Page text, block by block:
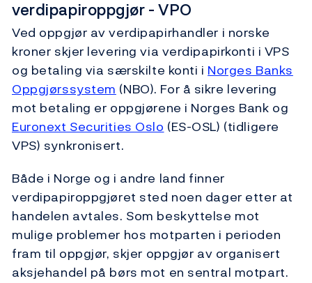
verdipapiroppgjør - VPO
Ved oppgjør av verdipapirhandler i norske
kroner skjer levering via verdipapirkonti i VPS
og betaling via særskilte konti i Norges Banks
Oppgjørssystem (NBO). For å sikre levering
mot betaling er oppgjørene i Norges Bank og
Euronext Securities Oslo (ES-OSL) (tidligere
VPS) synkronisert.
Både i Norge og i andre land finner
verdipapiroppgjøret sted noen dager etter at
handelen avtales. Som beskyttelse mot
mulige problemer hos motparten i perioden
fram til oppgjør, skjer oppgjør av organisert
aksjehandel på børs mot en sentral motpart.